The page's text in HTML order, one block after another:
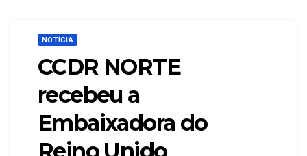
NOTÍCIA
CCDR NORTE
recebeu a
Embaixadora do